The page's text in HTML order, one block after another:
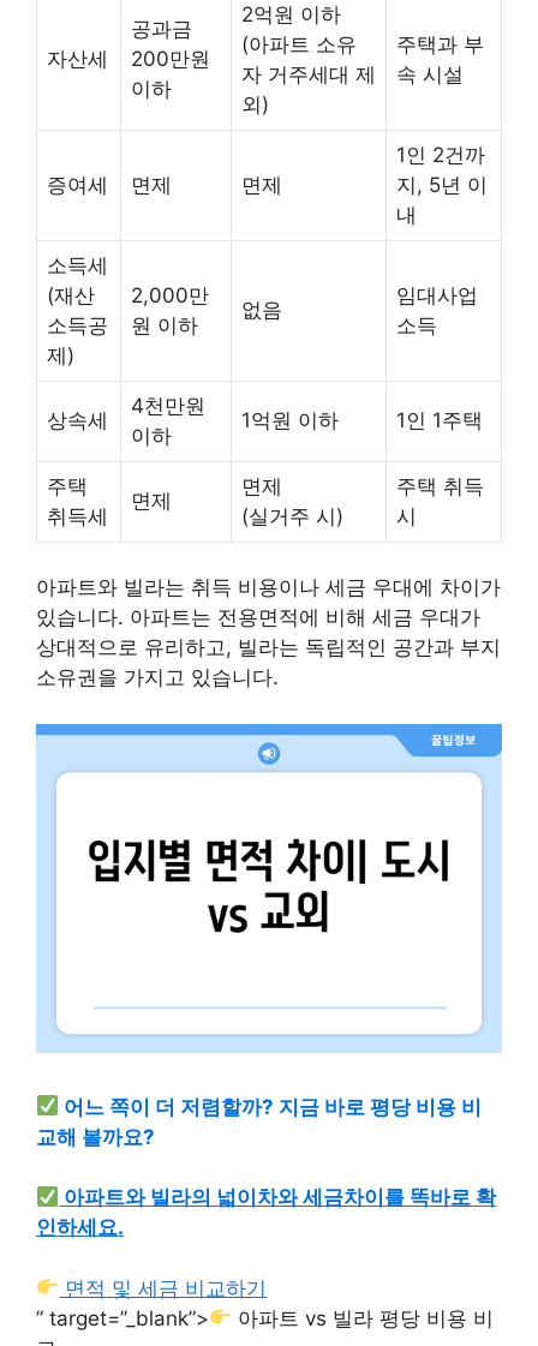
자산세
공과금
200만원
이하
2억원 이하
(아파트 소유
자 거주세대 제
외)
주택과 부
속 시설
증여세 면제 면제
1인 2건까
지, 5년 이
내
소득세
(재산
소득공
제)
2,000만
원 이하
없음
임대사업
소득
상속세
4천만원
이하
1억원 이하 1인 1주택
주택
취득세
면제
면제
(실거주 시)
주택 취득
시
아파트와 빌라는 취득 비용이나 세금 우대에 차이가
있습니다. 아파트는 전용면적에 비해 세금 우대가
상대적으로 유리하고, 빌라는 독립적인 공간과 부지
소유권을 가지고 있습니다.
어느 쪽이 더 저렴할까? 지금 바로 평당 비용 비
교해 볼까요?
아파트와 빌라의 넓이차와 세금차이를 똑바로 확
인하세요.
면적 및 세금 비교하기
” target=”_blank”>
아파트 vs 빌라 평당 비용 비